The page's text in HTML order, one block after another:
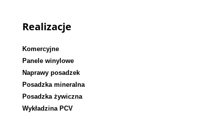
Realizacje
Komercyjne
Panele winylowe
Naprawy posadzek
Posadzka mineralna
Posadzka żywiczna
Wykładzina PCV